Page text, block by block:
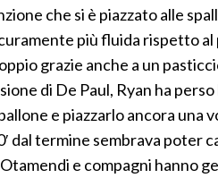
che si è piazzato alle
più fluida rispetto
grazie anche a un
di De Paul, Ryan ha
e piazzarlo ancora una
dal termine sembrava poter
e compagni hanno